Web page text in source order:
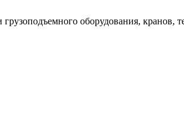
оборудования, кранов,